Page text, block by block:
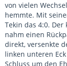
von vielen
hemmte. Mit
Tekin das 4:0.
nahm einen
direkt, versenkte
linken unteren
Schluss um den